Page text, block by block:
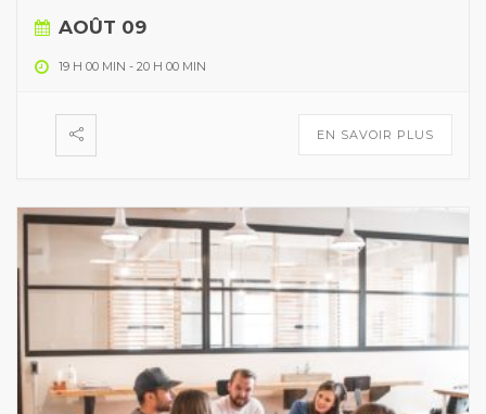
AOÛT 09
19 H 00 MIN - 20 H 00 MIN
EN SAVOIR PLUS